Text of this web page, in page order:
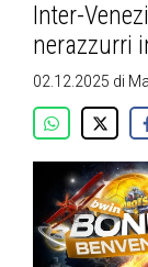
Inter-
nerazzurri
02.12.2025 di